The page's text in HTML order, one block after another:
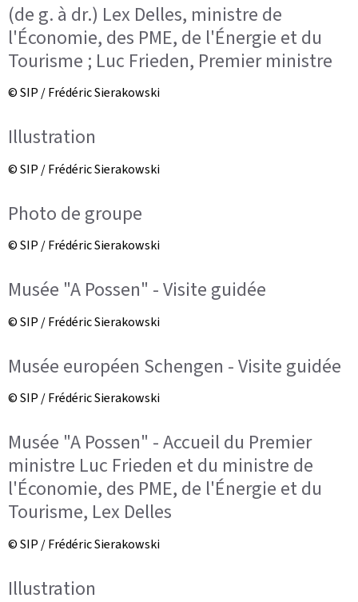
(de g. à dr.) Lex Delles, ministre de
l'Économie, des PME, de l'Énergie et du
Tourisme ; Luc Frieden, Premier ministre
© SIP / Frédéric Sierakowski
Illustration
© SIP / Frédéric Sierakowski
Photo de groupe
© SIP / Frédéric Sierakowski
Musée "A Possen" - Visite guidée
© SIP / Frédéric Sierakowski
Musée européen Schengen - Visite guidée
© SIP / Frédéric Sierakowski
Musée "A Possen" - Accueil du Premier
ministre Luc Frieden et du ministre de
l'Économie, des PME, de l'Énergie et du
Tourisme, Lex Delles
© SIP / Frédéric Sierakowski
Illustration